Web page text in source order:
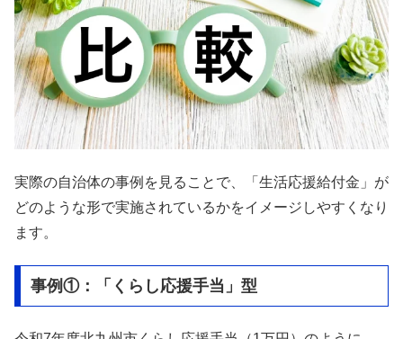
実際の自治体の事例を見ることで、「生活応援給付金」が
どのような形で実施されているかをイメージしやすくなり
ます。
事例①：「くらし応援手当」型